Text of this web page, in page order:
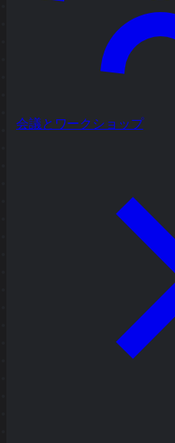
会議とワークショップ